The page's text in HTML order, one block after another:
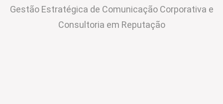
Gestão Estratégica de Comunicação Corporativa e
Consultoria em Reputação